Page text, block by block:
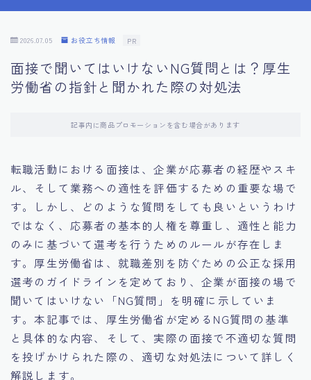
10.フィードバックを活用する方法
11.オンライン面接の成功への鍵
14.キャリアアップのための面接戦略
15.職場適応力をアピールする方法
16.エージェントと良好な関係を築く方法
17.面接でブランクを効果的に伝える方法
18.転職後の職場に適応するためのヒント
2026.07.05 お役立ち情報 PR
面接で聞いてはいけないNG質問とは？厚生
労働省の指針と聞かれた際の対処法
記事内に商品プロモーションを含む場合があります
転職活動における面接は、企業が応募者の経歴やスキ
ル、そして業務への適性を評価するための重要な場で
す。しかし、どのような質問をしても良いというわけ
ではなく、応募者の基本的人権を尊重し、適性と能力
のみに基づいて選考を行うためのルールが存在しま
す。厚生労働省は、就職差別を防ぐための公正な採用
選考のガイドラインを定めており、企業が面接の場で
聞いてはいけない「NG質問」を明確に示していま
す。本記事では、厚生労働省が定めるNG質問の基準
と具体的な内容、そして、実際の面接で不適切な質問
を投げかけられた際の、適切な対処法について詳しく
解説します。